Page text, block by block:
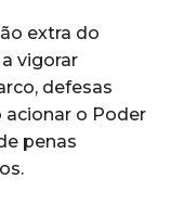
extra do
vigorar
defesas
o Poder
penas